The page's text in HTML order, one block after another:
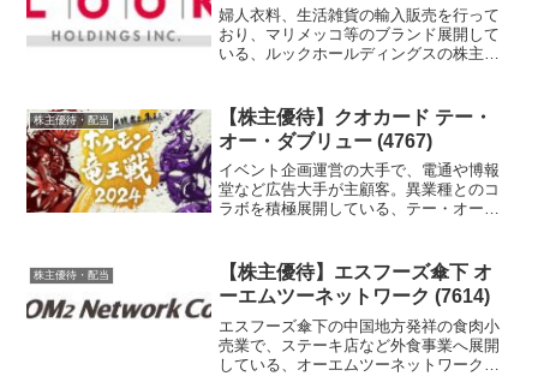
婦人衣料、生活雑貨の輸入販売を行って
おり、マリメッコ等のブランド展開して
いる、ルックホールディングスの株主優
株主優待・配当
【株主優待】クオカード テー・
オー・ダブリュー (4767)
イベント企画運営の大手で、電通や博報
堂など広告大手が主顧客。異業種とのコ
ラボを積極展開している、テー・オー・
株主優待・配当
【株主優待】エスフーズ傘下 オ
ーエムツーネットワーク (7614)
エスフーズ傘下の中国地方発祥の食肉小
売業で、ステーキ店など外食事業へ展開
している、オーエムツーネットワークの